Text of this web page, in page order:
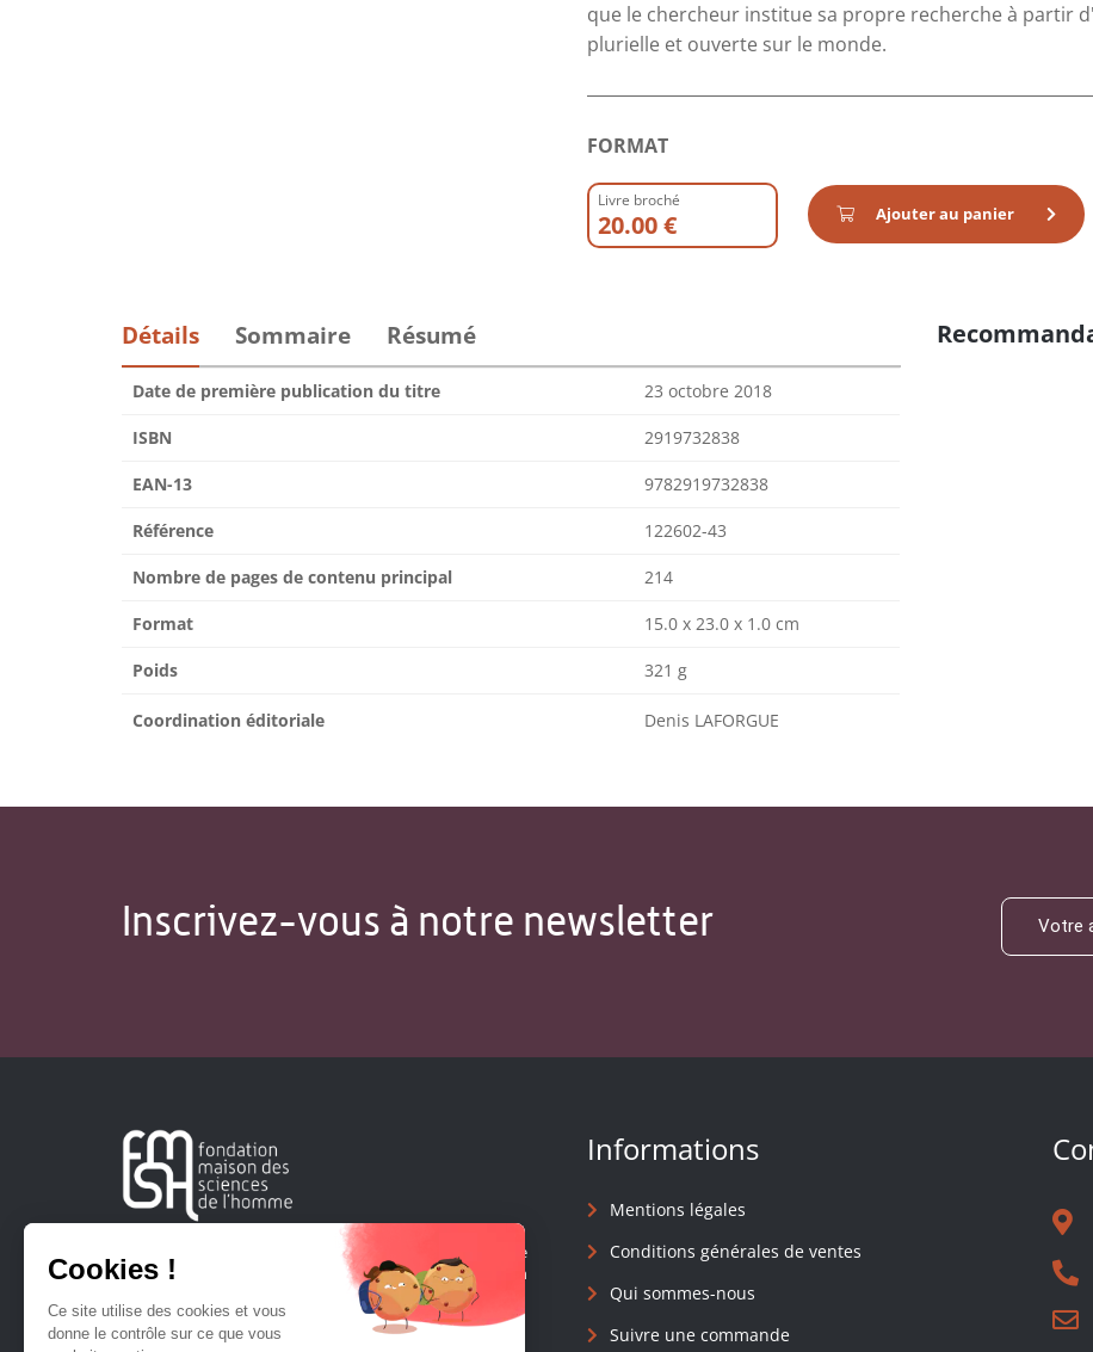
que le chercheur institue sa propre recherche à partir
plurielle et ouverte sur le monde.
FORMAT
Livre broché
20.00 € Ajouter au panier
Détails Sommaire Résumé
Date de première publication du titre 23 octobre 2018
ISBN 2919732838
EAN-13 9782919732838
Référence 122602-43
Nombre de pages de contenu principal 214
Format 15.0 x 23.0 x 1.0 cm
Poids 321 g
Coordination éditoriale Denis LAFORGUE
Inscrivez-vous à notre newsletter
Créée en 1963, la Fondation Maison Sciences de l'Homme
soutient la recherche et la diffusion des connaissances en
Informations
Mentions légales
Conditions générales de ventes
Qui sommes-nous
Suivre une commande